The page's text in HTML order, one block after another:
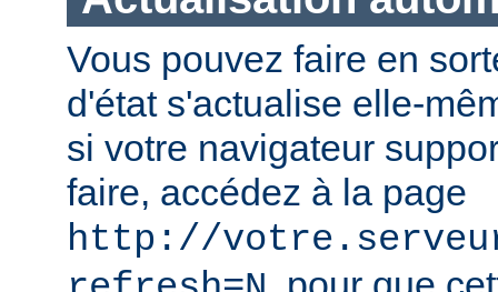
Vous pouvez faire en
d'état s'actualise elle-
si votre navigateur
faire, accédez à la page
http://